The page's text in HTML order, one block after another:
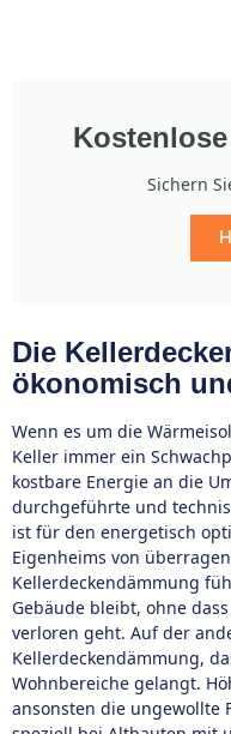
Sichern
Die
ökonomisch
Wenn es um die
Keller immer ein
kostbare Energie an die
durchgeführte und
ist für den energetisch
Eigenheims von
Kellerdeckendämmung
Gebäude bleibt, ohne
verloren geht. Auf der
Kellerdeckendämmung,
Wohnbereiche gelangt.
ansonsten die ungewollte